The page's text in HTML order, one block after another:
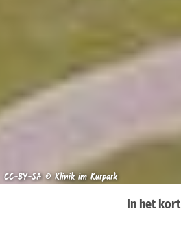
CC-BY-SA © Klinik im Kurpark
In het kort